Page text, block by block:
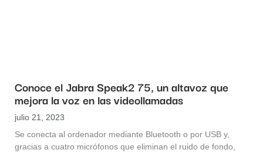
Conoce el Jabra Speak2 75, un altavoz que
mejora la voz en las videollamadas
julio 21, 2023
Se conecta al ordenador mediante Bluetooth o por USB y,
gracias a cuatro micrófonos que eliminan el ruido de fondo,